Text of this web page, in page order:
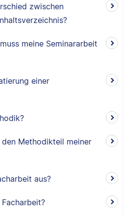
zwischen
meine Seminararbeit
einer
Methodikteil meiner
aus?